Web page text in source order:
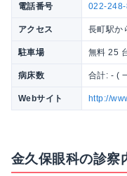
電話番号 022-
アクセス 長町駅か
駐車場 無料 25
病床数 合計: - (
Webサイト http://
金久保眼科の診察